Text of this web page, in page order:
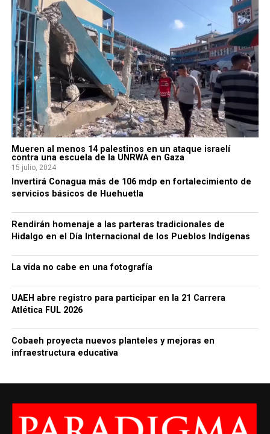
Mueren al menos 14 palestinos en un ataque israelí
contra una escuela de la UNRWA en Gaza
15 julio, 2024
Invertirá Conagua más de 106 mdp en fortalecimiento de
servicios básicos de Huehuetla
Rendirán homenaje a las parteras tradicionales de
Hidalgo en el Día Internacional de los Pueblos Indígenas
La vida no cabe en una fotografía
UAEH abre registro para participar en la 21 Carrera
Atlética FUL 2026
Cobaeh proyecta nuevos planteles y mejoras en
infraestructura educativa